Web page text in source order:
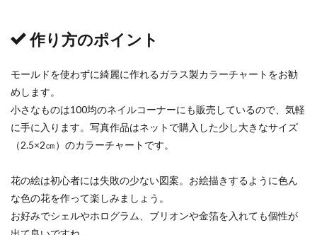
作り方のポイント
モールドを使わずに綺麗に作れるガラス製カラーチャートをお勧
めします。
小さなものは100均のネイルコーナーにも販売しているので、気軽
に手に入ります。写真作品はネットで購入した少し大きなサイズ
（2.5×2㎝）のカラーチャートです。
花の絵は初心者には失敗の少ない図案。お絵描きするように色ん
な色の花を作って楽しみましょう。
お好みでシェルやホログラム、ブリオンや金箔を入れても個性が